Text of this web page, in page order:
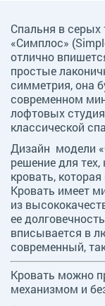
Спальня в серых
«Симплос»
отлично
простые
симметрия, она
современном
лофтовых
классической
Дизайн модели
решение для
кровать,
Кровать имеет
из
ее
вписывается в
современный,
Кровать можно
механизмом и